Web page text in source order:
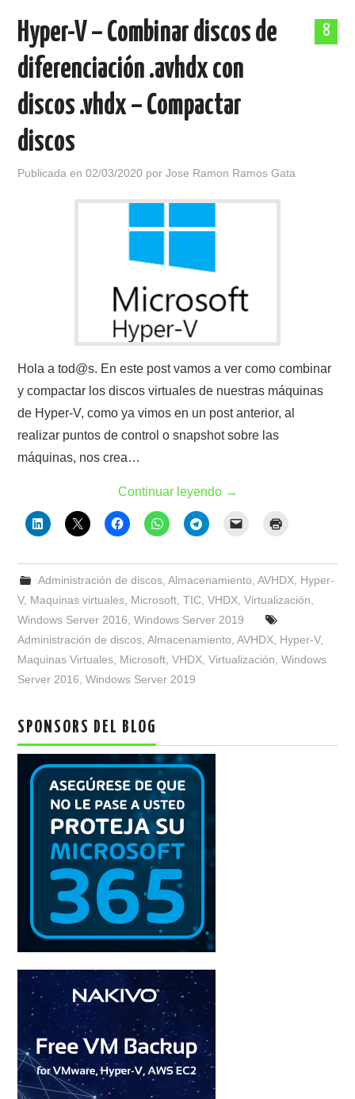
8
Hyper-V – Combinar discos de
diferenciación .avhdx con
discos .vhdx – Compactar
discos
Publicada en02/03/2020 porJose Ramon Ramos Gata
Hola a tod@s. En este post vamos a ver como combinar
y compactar los discos virtuales de nuestras máquinas
de Hyper-V, como ya vimos en un post anterior, al
realizar puntos de control o snapshot sobre las
máquinas, nos crea…
Continuar leyendo →
Administración de discos, Almacenamiento AVHDX, Hyper-
V, Maquinas virtuales Microsoft ,TIC ,VHDX ,Virtualización
Windows Server 2016 ,Windows Server 2019
Administración de discos ,Almacenamiento ,AVHDX Hyper-V,
Maquinas Virtuales Microsoft ,VHDX ,Virtualización ,Windows
Server 2016 ,Windows Server 2019
SPONSORS DEL BLOG